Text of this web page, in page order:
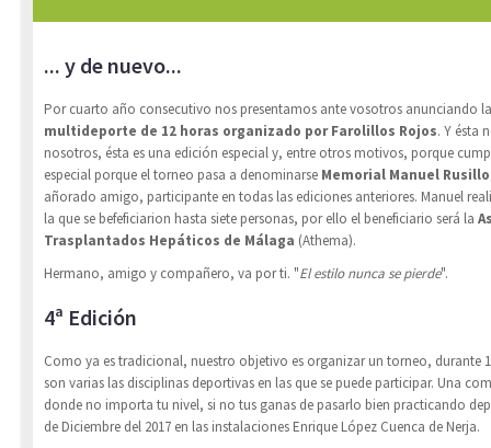
... y de nuevo...
Por cuarto año consecutivo nos presentamos ante vosotros anunciando
multideporte de 12 horas organizado por Farolillos Rojos. Y ésta
nosotros, ésta es una edición especial y, entre otros motivos, porque
especial porque el torneo pasa a denominarse Memorial Manuel Rusillo
añorado amigo, participante en todas las ediciones anteriores. Manuel
la que se befeficiarion hasta siete personas, por ello el beneficiario será la
Trasplantados Hepáticos de Málaga (Athema).
Hermano, amigo y compañero, va por ti. "El estilo nunca se pierde".
4ª Edición
Como ya es tradicional, nuestro objetivo es organizar un torneo, durante
son varias las disciplinas deportivas en las que se puede participar. Una
donde no importa tu nivel, si no tus ganas de pasarlo bien practicando
de Diciembre del 2017 en las instalaciones Enrique López Cuenca de Nerja.